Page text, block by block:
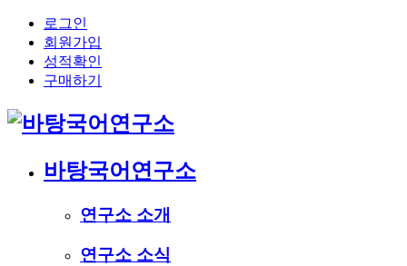
로그인
회원가입
성적확인
구매하기
바탕국어연구소
연구소 소개
연구소 소식